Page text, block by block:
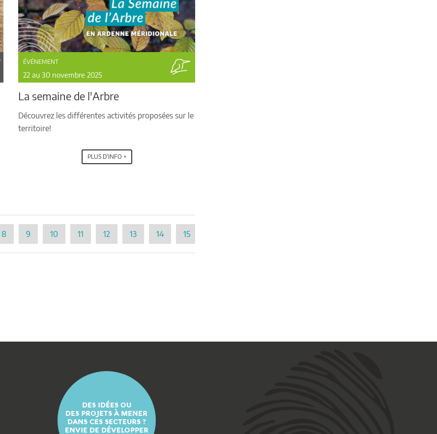
ÉVÉNEMENT
22 au 30 novembre 2025
La semaine de l'Arbre
Découvrez les différentes activités proposées sur le
territoire!
PLUS D'INFO +
8 9 10 11 12 13 14 15
DES IDÉES OU
DES PROJETS À MENER
DANS CES SECTEURS ?
ENVIE DE DÉVELOPPER